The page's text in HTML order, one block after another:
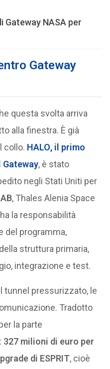
NASA per
Gateway
questa svolta arriva
alla finestra. È già
collo. HALO, il primo
, è stato
negli Stati Uniti per
, Thales Alenia Space
la responsabilità
del programma,
struttura primaria,
integrazione e test.
tunnel pressurizzato, le
Tradotto
la parte
327 milioni di euro per
di ESPRIT, cioè